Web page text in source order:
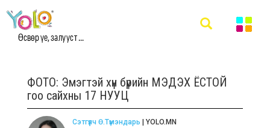
Өсвөр үе, залууст ...
ФОТО: Эмэгтэй хүн бүрийн МЭДЭХ ЁСТОЙ
гоо сайхны 17 НУУЦ
Сэтгүүлч Ө.Түмэндарь | YOLO.MN